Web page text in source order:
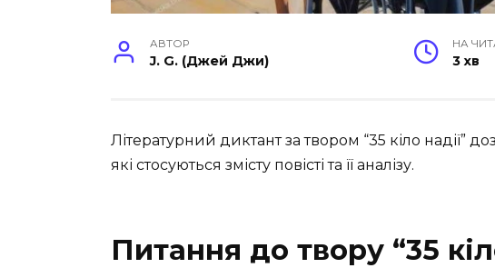
АВТОР
J. G. (Джей Джи)
НА
3 хв
Літературний диктант за твором “35 кіло надії”
які стосуються змісту повісті та її аналізу.
Питання до твору “35